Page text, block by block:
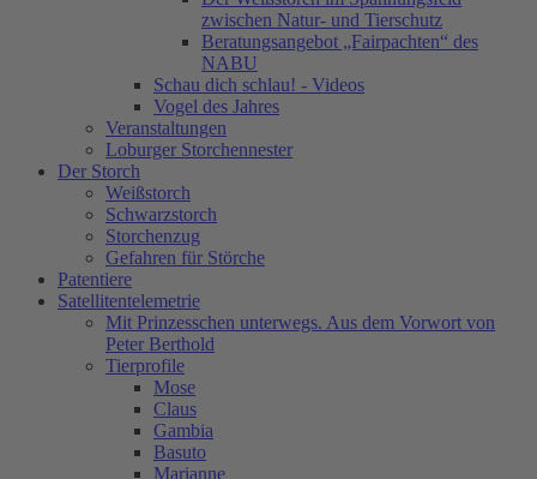
zwischen Natur- und Tierschutz
Beratungsangebot „Fairpachten“ des
NABU
Schau dich schlau! - Videos
Vogel des Jahres
Veranstaltungen
Loburger Storchennester
Der Storch
Weißstorch
Schwarzstorch
Storchenzug
Gefahren für Störche
Patentiere
Satellitentelemetrie
Mit Prinzesschen unterwegs. Aus dem Vorwort von
Peter Berthold
Tierprofile
Mose
Claus
Gambia
Basuto
Marianne